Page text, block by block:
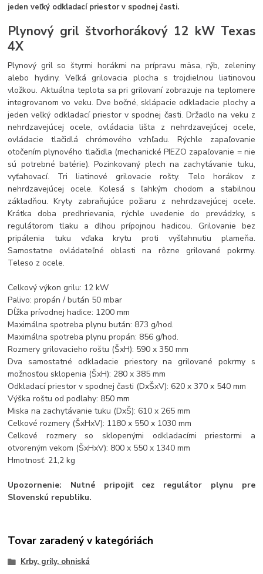
jeden veľký odkladací priestor v spodnej časti.
Plynový gril štvorhorákový 12 kW Texas
4X
Plynový gril so štyrmi horákmi na prípravu mäsa, rýb, zeleniny
alebo hydiny. Veľká grilovacia plocha s trojdielnou liatinovou
vložkou. Aktuálna teplota sa pri grilovaní zobrazuje na teplomere
integrovanom vo veku. Dve bočné, sklápacie odkladacie plochy a
jeden veľký odkladací priestor v spodnej časti. Držadlo na veku z
nehrdzavejúcej ocele, ovládacia lišta z nehrdzavejúcej ocele,
ovládacie tlačidlá chrómového vzhľadu. Rýchle zapaľovanie
otočením plynového tlačidla (mechanické PIEZO zapaľovanie = nie
sú potrebné batérie). Pozinkovaný plech na zachytávanie tuku,
vyťahovací. Tri liatinové grilovacie rošty. Telo horákov z
nehrdzavejúcej ocele. Kolesá s ľahkým chodom a stabilnou
základňou. Kryty zabraňujúce požiaru z nehrdzavejúcej ocele.
Krátka doba predhrievania, rýchle uvedenie do prevádzky, s
regulátorom tlaku a dlhou prípojnou hadicou. Grilovanie bez
pripálenia tuku vďaka krytu proti vyšľahnutiu plameňa.
Samostatne ovládateľné oblasti na rôzne grilované pokrmy.
Teleso z ocele.
Celkový výkon grilu: 12 kW
Palivo: propán / bután 50 mbar
Dĺžka prívodnej hadice: 1200 mm
Maximálna spotreba plynu bután: 873 g/hod.
Maximálna spotreba plynu propán: 856 g/hod.
Rozmery grilovacieho roštu (ŠxH): 590 x 350 mm
Dva samostatné odkladacie priestory na grilované pokrmy s
možnosťou sklopenia (ŠxH): 280 x 385 mm
Odkladací priestor v spodnej časti (DxŠxV): 620 x 370 x 540 mm
Výška roštu od podlahy: 850 mm
Miska na zachytávanie tuku (DxŠ): 610 x 265 mm
Celkové rozmery (ŠxHxV): 1180 x 550 x 1030 mm
Celkové rozmery so sklopenými odkladacími priestormi a
otvoreným vekom (ŠxHxV): 800 x 550 x 1340 mm
Hmotnosť: 21,2 kg
Upozornenie: Nutné pripojiť cez regulátor plynu pre
Slovenskú republiku.
Tovar zaradený v kategóriách
Krby, grily, ohniská